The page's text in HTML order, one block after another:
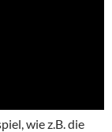
wie z.B. die